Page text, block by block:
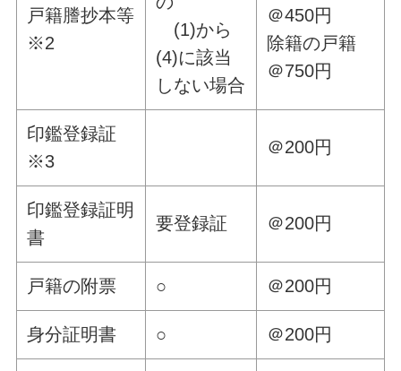
戸籍謄抄本等
※2
(1)から
(4)に該当
しない場合
＠450円
除籍の戸籍
＠750円
印鑑登録証
※3
＠200円
印鑑登録証明
書
要登録証 ＠200円
戸籍の附票 ○ ＠200円
身分証明書 ○ ＠200円